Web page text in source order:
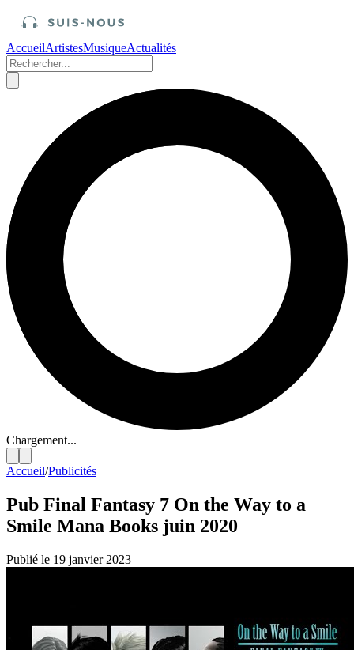
AccueilArtistesMusiqueActualités
Chargement...
Accueil/Publicités
Pub Final Fantasy 7 On the Way to a
Smile Mana Books juin 2020
Publié le 19 janvier 2023